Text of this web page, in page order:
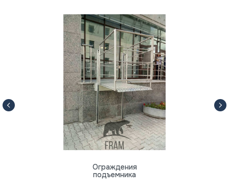
Ограждения
подъемника